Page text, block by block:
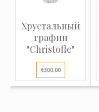
Хрустальный
графин
"Christofle"
€300.00